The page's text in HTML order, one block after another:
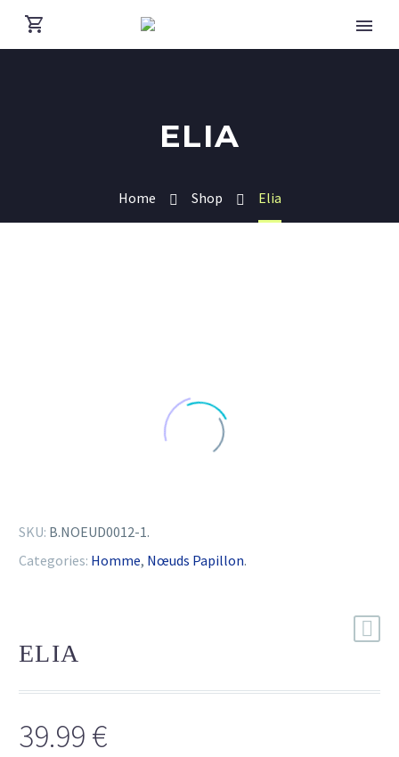
ELIA
Home Shop Elia
SKU: B.NOEUD0012-1.
Categories: Homme, Nœuds Papillon.
ELIA
39.99 €